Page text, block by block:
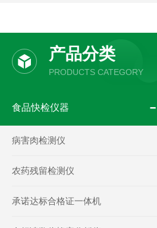
产品分类
PRODUCTS CATEGORY
食品快检仪器
病害肉检测仪
农药残留检测仪
承诺达标合格证一体机